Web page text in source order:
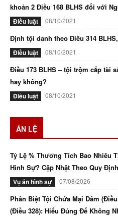
khoản 2 Điều 168 BLHS đối với
Điều luật 08/10/2021
Định tội danh theo Điều 314
Điều luật 08/10/2021
Điều 173 BLHS – tội trộm cắp tài
hay không?
Điều luật 08/10/2021
ÁN LỆ
Tỷ Lệ % Thương Tích Bao Nhiêu
Hình Sự? Cập Nhật Theo Quy
Vụ án hình sự 07/08/2026
Phân Biệt Tội Chứa Mại Dâm
(Điều 328): Hiểu Đúng Để Không